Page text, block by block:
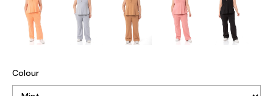
Colour